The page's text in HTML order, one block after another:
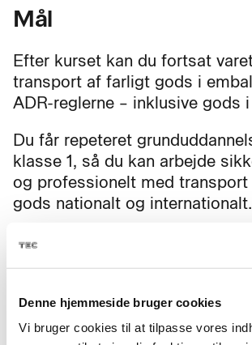
Denne hjemmeside bruger cookies
Vi bruger cookies til at tilpasse vores
Mål
Efter kurset kan du fortsat
transport af farligt gods i
ADR-reglerne – inklusive gods i
Du får repeteret
klasse 1, så du kan arbejde
og professionelt med
gods nationalt og internationalt.
Fag til kurset